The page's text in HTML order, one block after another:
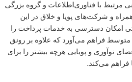
مرتبط با فناوری‌اطلاعات و گروه بزرگی
و شرکت‌های پویا و خلاق در این
امکان دسترسی به خدمات پرداخت را
فراهم می‌آورد که علاوه بر رونق
نوآوری و پویایی هرچه بیشتر را برای
فراهم می‌کند.